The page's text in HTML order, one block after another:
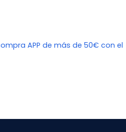
APP de más de 50€ con el